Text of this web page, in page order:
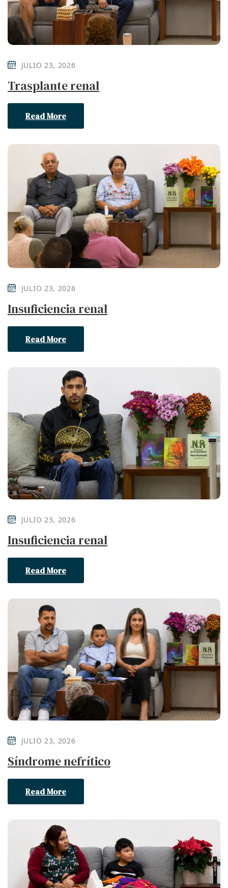
JULIO 23, 2026
Trasplante renal
Read More
JULIO 23, 2026
Insuficiencia renal
Read More
JULIO 23, 2026
Insuficiencia renal
Read More
JULIO 23, 2026
Síndrome nefrítico
Read More